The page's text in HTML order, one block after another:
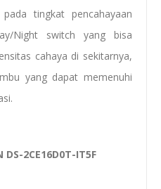
tingkat pencahayaan
Night switch yang bisa
cahaya di sekitarnya,
yang dapat memenuhi
DS-2CE16D0T-IT5F